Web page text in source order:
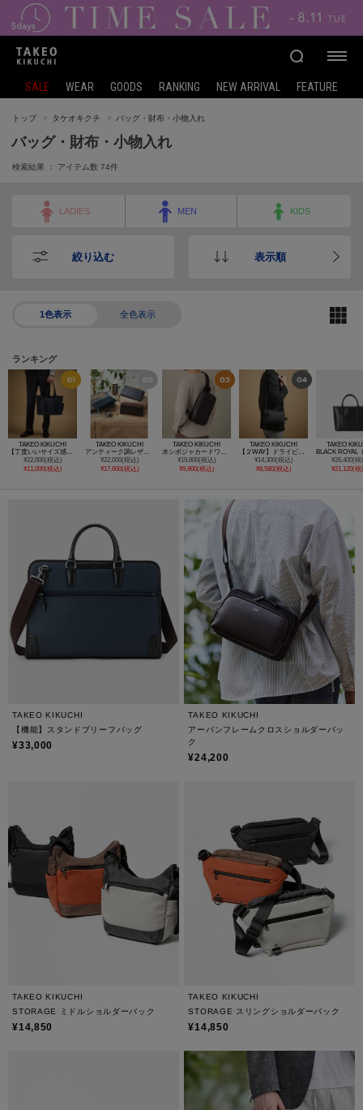
SALE WEAR GOODS RANKING NEW ARRIVAL FEATURE
トップ タケオキクチ バッグ・財布・小物入れ
バッグ・財布・小物入れ
検索結果 ： アイテム数 74件
LADIES MEN KIDS
絞り込む 表示順
1色表示 全色表示
ランキング
TAKEO KIKUCHI
¥22,000(税込)
¥11,000(税込)
TAKEO KIKUCHI
¥22,000(税込)
¥17,600(税込)
TAKEO KIKUCHI
¥19,800(税込)
¥9,900(税込)
TAKEO KIKUCHI
¥14,300(税込)
¥8,580(税込)
TAKEO
¥26,400(税
¥21,120(税
TAKEO KIKUCHI
【機能】スタンドブリーフバッグ
¥33,000
TAKEO KIKUCHI
アーバンフレームクロスショルダーバッ
ク
¥24,200
TAKEO KIKUCHI
STORAGE ミドルショルダーバック
¥14,850
TAKEO KIKUCHI
STORAGE スリングショルダーバック
¥14,850